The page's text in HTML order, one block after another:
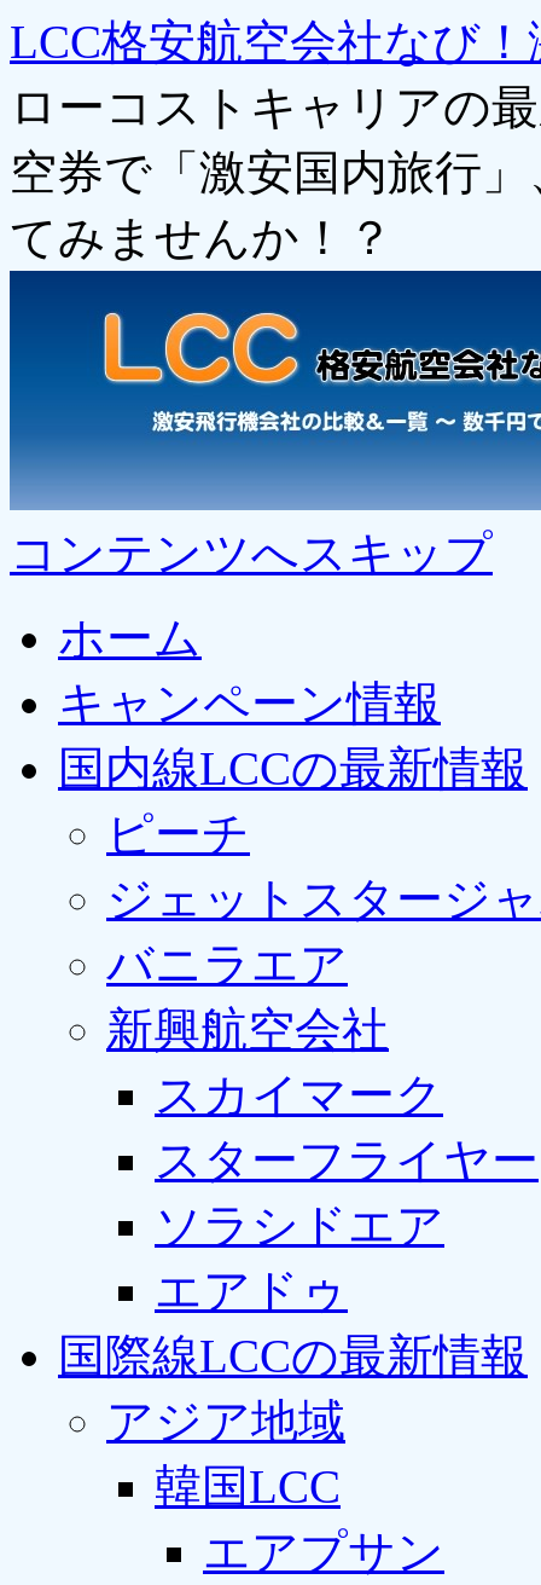
LCC格安航空会社なび
ローコストキャリアの
空券で「激安国内旅行
てみませんか！？
コンテンツへスキップ
ホーム
キャンペーン情報
国内線LCCの最新情報
ピーチ
ジェットスタージ
バニラエア
新興航空会社
スカイマーク
スターフライヤー
ソラシドエア
エアドゥ
国際線LCCの最新情報
アジア地域
韓国LCC
エアプサン